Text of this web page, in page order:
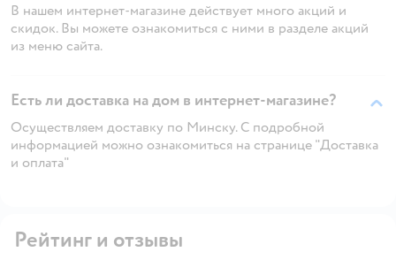
В нашем интернет-магазине действует много акций и
скидок. Вы можете ознакомиться с ними в разделе акций
из меню сайта.
Есть ли доставка на дом в интернет-магазине?
Осуществляем доставку по Минску. С подробной
информацией можно ознакомиться на странице "Доставка
и оплата"
Рейтинг и отзывы